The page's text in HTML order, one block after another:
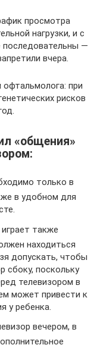
просмотра
нагрузки, и с
последовательны —
вчера.
офтальмолога: при
рисков
«общения»
только в
в удобном для
также
находиться
допускать, чтобы
сбоку, поскольку
телевизором в
может привести к
у ребенка.
вечером, в